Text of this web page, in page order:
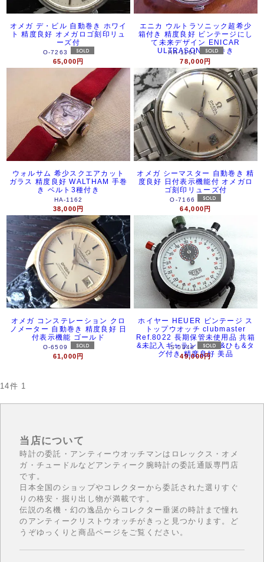
オメガ デ・ビル 自動巻き ホワイ
ト 精度良好 オメガロゴ刻印リュ
ーズ付
O-7263
65,000円
エニカ ウルトラソニック超希少
箱付き 精度良好 ビンテージにし
て未来デザイン ENICAR
ULTRASONIC手巻き
HA-1161
78,000円
ウォルサム 希少スクエアカット
ガラス 精度良好 WALTHAM 手巻
き ベルト3種付き
HA-1162
38,000円
オメガ シーマスター 自動巻き 精
度良好 日付表示機能付 オメガロ
ゴ刻印リューズ付
O-7166
64,000円
オメガ コンステレーション クロ
ノメーター 自動巻き 精度良好 日
付表示機能 ゴールド
O-6509
61,000円
ホイヤー HEUER ビンテージ ス
トップウオッチ clubmaster
Ref.8022 長期保管未使用品 共箱
&未記入ギャランティー&ひも&タ
グ付き 精度良好 美品
S-0848
49,000円
14件 1
当店について
時計の委託・アンティーウオッチマンはロレックス・オメ
ガ・チュードルなどアンティーク腕時計の委託通販専門店
です。
日本全国のショップやコレクターから委託された選りすぐ
りの格安・掘り出し物が満載です。
伝説の名機・幻の逸品からコレクター垂涎の時計まで憧れ
のアンティークリストウオッチがきっと見つかります。ど
うぞゆっくりと商品ページをご覧ください。